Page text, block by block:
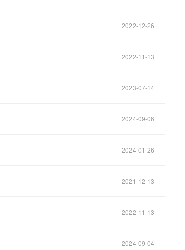
2022-12-26
2022-11-13
2023-07-14
2024-09-06
2024-01-26
2021-12-13
2022-11-13
2024-09-04